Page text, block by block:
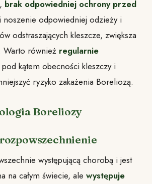
brak odpowiedniej ochrony przed
noszenie odpowiedniej odzieży i
odstraszających kleszcze, zwiększa
Warto również regularnie
pod kątem obecności kleszczy i
ryzyko zakażenia Boreliozą.
Boreliozy
występującą chorobą i jest
na całym świecie, alewystępuje